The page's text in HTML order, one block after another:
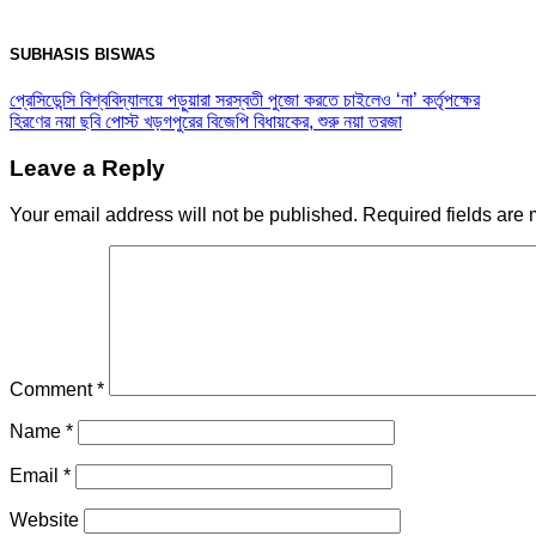
SUBHASIS BISWAS
প্রেসিডেন্সি বিশ্ববিদ্যালয়ে পড়ুয়ারা সরস্বতী পুজো করতে চাইলেও ‘না’ কর্তৃপক্ষের
হিরণের নয়া ছবি পোস্ট খড়গপুরের বিজেপি বিধায়কের, শুরু নয়া তরজা
Leave a Reply
Your email address will not be published. Required fields are
Comment*
Name *
Email *
Website